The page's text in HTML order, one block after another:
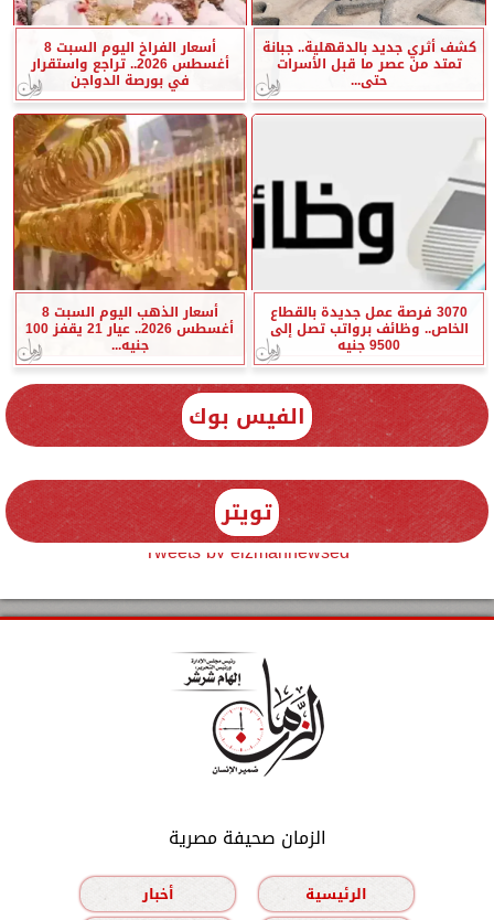
كشف أثري جديد بالدقهلية.. جبانة
تمتد من عصر ما قبل الأسرات
حتى...
أسعار الفراخ اليوم السبت 8
أغسطس 2026.. تراجع واستقرار
في بورصة الدواجن
3070 فرصة عمل جديدة بالقطاع
الخاص.. وظائف برواتب تصل إلى
9500 جنيه
أسعار الذهب اليوم السبت 8
أغسطس 2026.. عيار 21 يقفز 100
جنيه...
الفيس بوك
تويتر
Tweets by elzmannewseg
الزمان صحيفة مصرية
الرئيسية
أخبار